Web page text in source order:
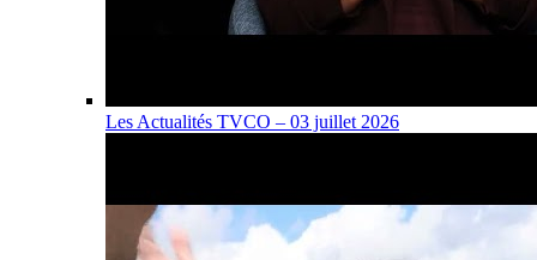
Les Actualités TVCO – 03 juillet 2026